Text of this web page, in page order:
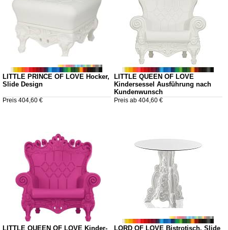
LITTLE PRINCE OF LOVE Hocker,
Slide Design
Preis 404,60 €
LITTLE QUEEN OF LOVE
Kindersessel Ausführung nach
Kundenwunsch
Preis ab 404,60 €
LITTLE QUEEN OF LOVE Kinder-
LORD OF LOVE Bistrotisch, Slide